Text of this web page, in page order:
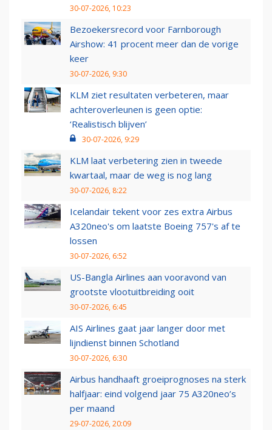
30-07-2026, 10:23
Bezoekersrecord voor Farnborough
Airshow: 41 procent meer dan de vorige
keer
30-07-2026, 9:30
KLM ziet resultaten verbeteren, maar
achteroverleunen is geen optie:
‘Realistisch blijven’
30-07-2026, 9:29
KLM laat verbetering zien in tweede
kwartaal, maar de weg is nog lang
30-07-2026, 8:22
Icelandair tekent voor zes extra Airbus
A320neo's om laatste Boeing 757's af te
lossen
30-07-2026, 6:52
US-Bangla Airlines aan vooravond van
grootste vlootuitbreiding ooit
30-07-2026, 6:45
AIS Airlines gaat jaar langer door met
lijndienst binnen Schotland
30-07-2026, 6:30
Airbus handhaaft groeiprognoses na sterk
halfjaar: eind volgend jaar 75 A320neo’s
per maand
29-07-2026, 20:09